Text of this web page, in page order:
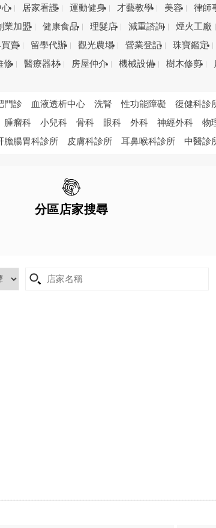
心 居家看護 運動健身 才藝教學 美容
律師
業加盟 健康食品 理髮店 減重諮詢
煙火工廠
賣 留學代辦 觀光農場 營業登記 珠寶鑑定
修 醫療器材 房屋仲介 機械設備 樹木修剪
門診 血液透析中心 洗腎 性功能障礙 復健科診
腫瘤科 小兒科 骨科 眼科 外科 神經外科 物
膽腸胃科診所 皮膚科診所 耳鼻喉科診所 中醫診
分區店家搜尋